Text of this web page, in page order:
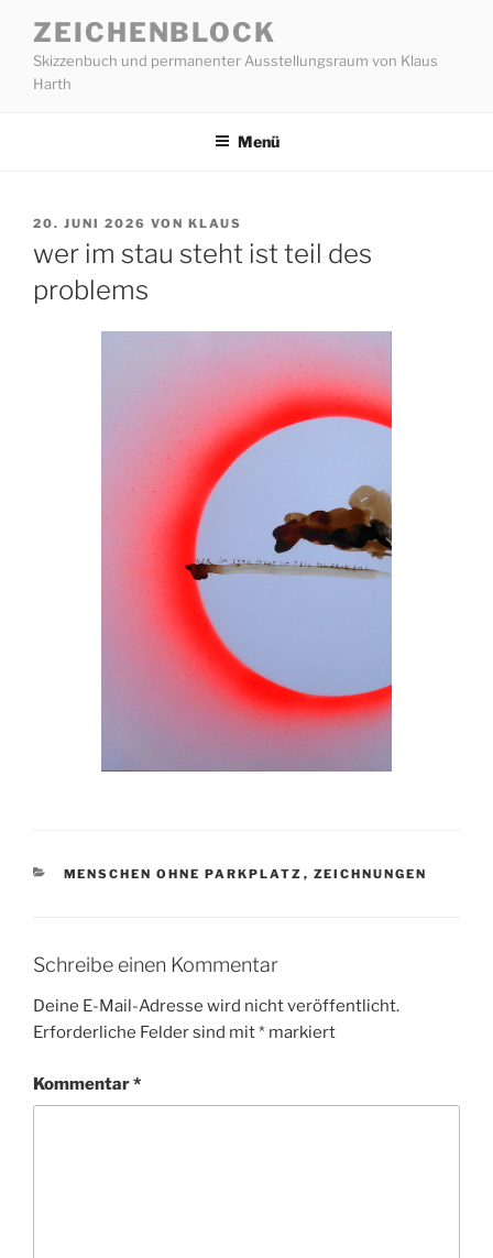
Inhalt
springen
ZEICHENBLOCK
Skizzenbuch und permanenter Ausstellungsraum von Klaus
Harth
Menü
VERÖFFENTLICHT
20. JUNI 2026 VON KLAUS
wer im stau steht ist teil des
problems
KATEGORIEN
MENSCHEN OHNE PARKPLATZ , ZEICHNUNGEN
Schreibe einen Kommentar
Deine E-Mail-Adresse wird nicht veröffentlicht.
Erforderliche Felder sind mit* markiert
Kommentar*